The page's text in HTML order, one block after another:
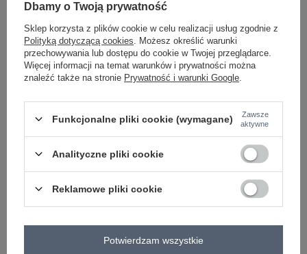
czarny
One size 2016103535842 - +
Zobacz wszystkie kolory (+6)
ZALOGUJ SIĘ I ZOBACZ CENĘ
Masz pytanie? Chętnie pomożemy.
skład materiału : 95% wiskoza , 5% elastan
Dbamy o Twoją prywatność
Sklep korzysta z plików cookie w celu realizacji usług zgodnie z
Polityką dotyczącą cookies . Możesz określić warunki
przechowywania lub dostępu do cookie w Twojej przeglądarce.
Więcej informacji na temat warunków i prywatności można
znaleźć także na stronie Prywatność i warunki Google
Funkcjonalne pliki cookie (wymagane)
Zawsze
aktywne
Analityczne pliki cookie
Reklamowe pliki cookie
Potwierdzam wszystkie